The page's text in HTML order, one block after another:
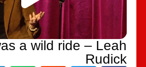
was a wild ride –